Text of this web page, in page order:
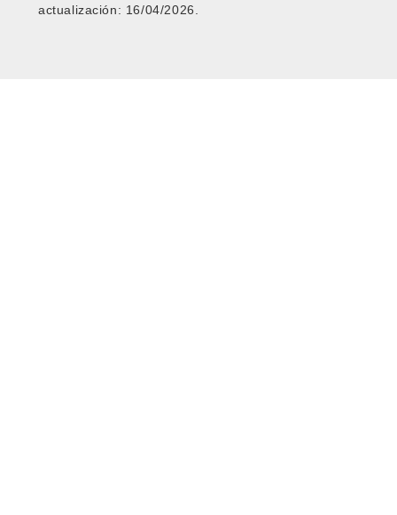
actualización: 16/04/2026.